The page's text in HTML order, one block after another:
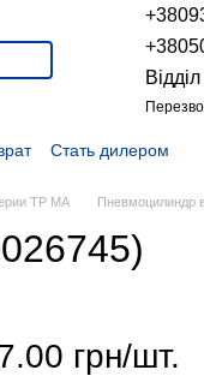
Стать дилером
Распродажа
TP MA Пневмоцилиндр
грн/шт.